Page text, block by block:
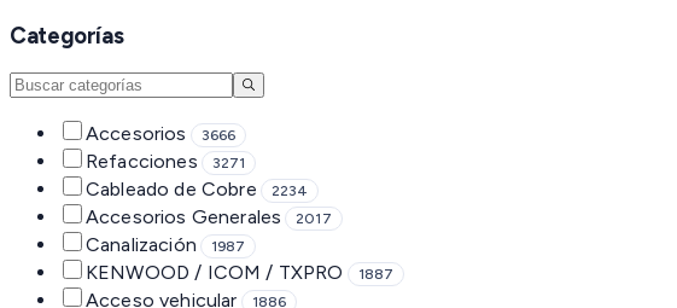
Categorías
Accesorios 3666
Refacciones 3271
Cableado de Cobre 2234
Accesorios Generales 2017
Canalización 1987
KENWOOD / ICOM / TXPRO 1887
Acceso vehicular 1886